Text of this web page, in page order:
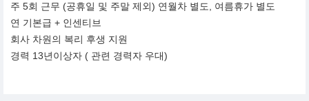
주 5회 근무 (공휴일 및 주말 제외) 연월차 별도, 여름휴가 별도
연 기본급 + 인센티브
회사 차원의 복리 후생 지원
경력 13년이상자 ( 관련 경력자 우대)